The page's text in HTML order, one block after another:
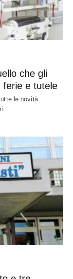
che gli
ferie e tutele
le novità